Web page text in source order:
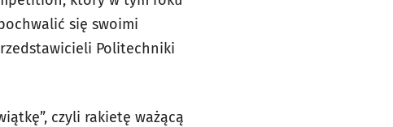
się swoimi
Politechniki
czyli rakietę ważącą